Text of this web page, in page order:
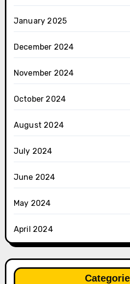
January 2025
December 2024
November 2024
October 2024
August 2024
July 2024
June 2024
May 2024
April 2024